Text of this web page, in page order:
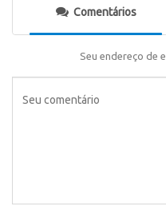
Comentários
Seu endereço de